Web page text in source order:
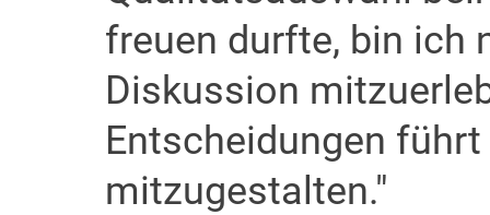
freuen durfte, bin ich
Diskussion
Entscheidungen
mitzugestalten."